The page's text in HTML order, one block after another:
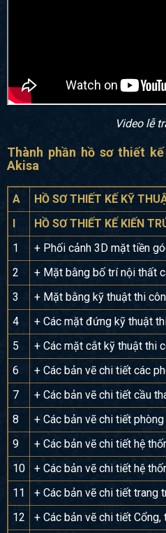
Video lễ
Thành phần hồ sơ thiết
Akisa
A
HỒ SƠ THIẾT KẾ KỸ
HỒ SƠ THIẾT KẾ KIẾN
1
+ Phối cảnh 3D mặt tiền
2
+ Mặt bằng bố trí nội thất
3
+ Mặt bằng kỹ thuật thi
4
+ Các mặt đứng kỹ thuật
5
+ Các mặt cắt kỹ thuật thi
6
+ Các bản vẽ chi tiết các
7
+ Các bản vẽ chi tiết cầu
8
+ Các bản vẽ chi tiết
9
+ Các bản vẽ chi tiết hệ
10
+ Các bản vẽ chi tiết hệ
11
+ Các bản vẽ chi tiết trang
12
+ Các bản vẽ chi tiết